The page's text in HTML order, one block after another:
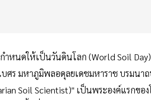
ำหนดให้เป็นวันดินโลก (World Soil
ศร มหาภูมิพลอดุลยเดชมหาราช บรมนา
Soil Scientist)" เป็นพระองค์แรกขอ